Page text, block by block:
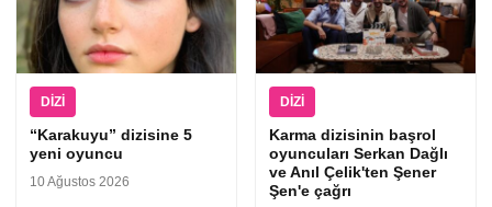
DIZI
“Karakuyu” dizisine 5
yeni oyuncu
10 Ağustos 2026
DIZI
Karma dizisinin başrol
oyuncuları Serkan Dağlı
ve Anıl Çelik'ten Şener
Şen'e çağrı